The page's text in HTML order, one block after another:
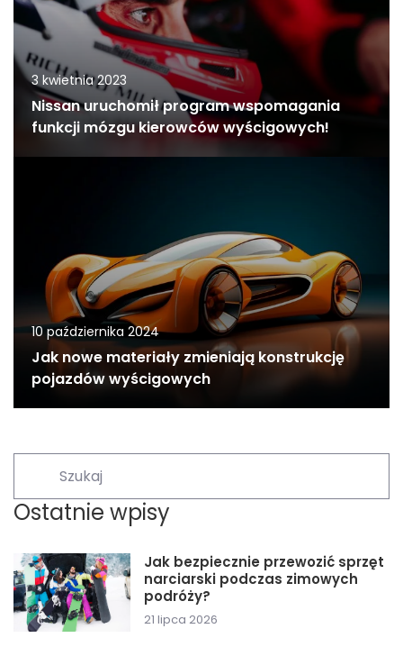
3 kwietnia 2023
Nissan uruchomił program wspomagania
funkcji mózgu kierowców wyścigowych!
10 października 2024
Jak nowe materiały zmieniają konstrukcję
pojazdów wyścigowych
Ostatnie wpisy
Jak bezpiecznie przewozić sprzęt
narciarski podczas zimowych
podróży?
21 lipca 2026